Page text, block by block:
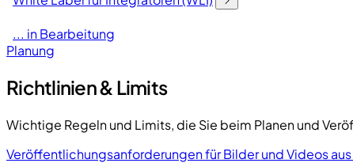
... in Bearbeitung
Planung
Richtlinien & Limits
Wichtige Regeln und Limits, die Sie beim Planen und
Veröffentlichungsanforderungen für Bilder und Videos